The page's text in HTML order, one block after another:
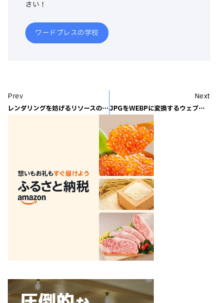
さい！
ワードプレスの学校
Prev
レンダリングを妨げるリソースの除外
Next
JPGをWEBPに変換するウェブサービスを比較してみた